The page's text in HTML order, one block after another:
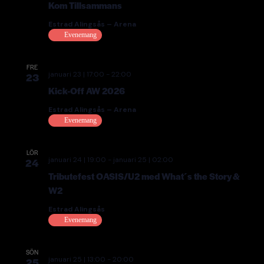
Kom Tillsammans
Estrad Alingsås – Arena
Evenemang
FRE
23
Kick-Off AW 2026
januari 23 | 17:00 - 22:00
Estrad Alingsås – Arena
Evenemang
LÖR
24
Tributefest OASIS/U2 med What´s the Story &
W2
januari 24 | 19:00 - januari 25 | 02:00
Estrad Alingsås
Evenemang
SÖN
januari 25 | 13:00 - 20:00